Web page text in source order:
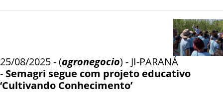
25/08/2025 - (agronegocio) - JI-PARANÁ
- Semagri segue com projeto educativo
‘Cultivando Conhecimento’